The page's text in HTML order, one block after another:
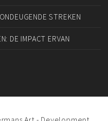
STREKEN
DE IMPACT ERVAN